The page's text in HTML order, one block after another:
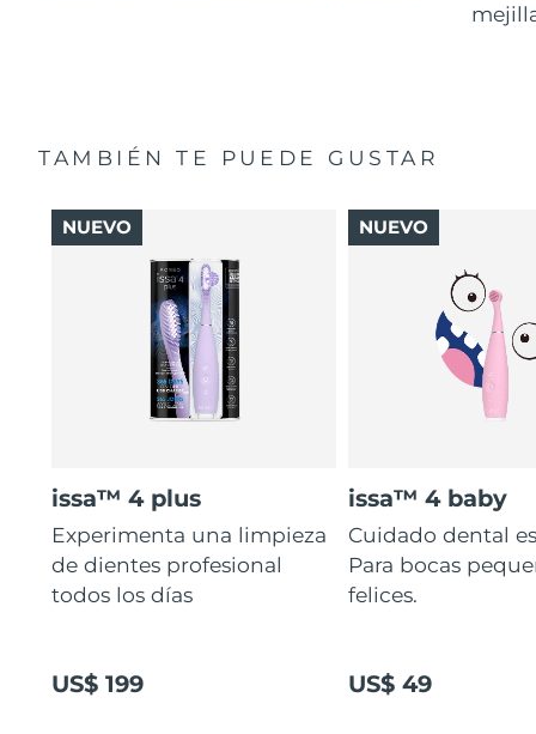
TAMBIÉN TE PUEDE GUSTAR
issa™ 4 plus
Experimenta una limpieza
de dientes profesional
todos los días
US$ 199
NUEVO
issa™ 4 baby
Cuidado dental
Para bocas
felices.
US$ 49
NUEVO